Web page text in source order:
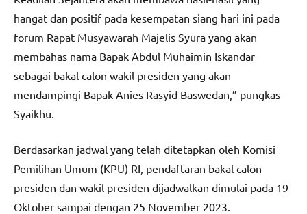
hangat dan positif pada kesempatan siang hari ini pada
forum Rapat Musyawarah Majelis Syura yang akan
membahas nama Bapak Abdul Muhaimin Iskandar
sebagai bakal calon wakil presiden yang akan
mendampingi Bapak Anies Rasyid Baswedan,” pungkas
Syaikhu.
Berdasarkan jadwal yang telah ditetapkan oleh Komisi
Pemilihan Umum (KPU) RI, pendaftaran bakal calon
presiden dan wakil presiden dijadwalkan dimulai pada 19
Oktober sampai dengan 25 November 2023.